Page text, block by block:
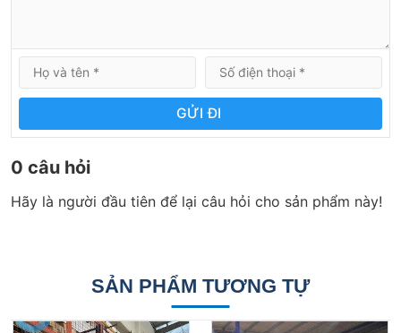
GỬI ĐI
0 câu hỏi
Hãy là người đầu tiên để lại câu hỏi cho sản phẩm này!
SẢN PHẨM TƯƠNG TỰ